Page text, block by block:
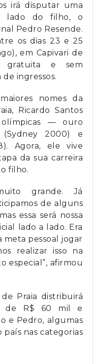
irá disputar uma
lado do filho, o
Pedro Resende.
os dias 23 e 25
em Capivari de
gratuita e sem
ingressos.
nomes da
Ricardo Santos
— ouro
(Sydney 2000) e
Agora, ele vive
da sua carreira
filho.
grande. Já
de alguns
essa será nossa
lado a lado. Era
pessoal jogar
realizar isso na
especial”, afirmou
Praia distribuirá
de R$ 60 mil e
e Pedro, algumas
nas categorias